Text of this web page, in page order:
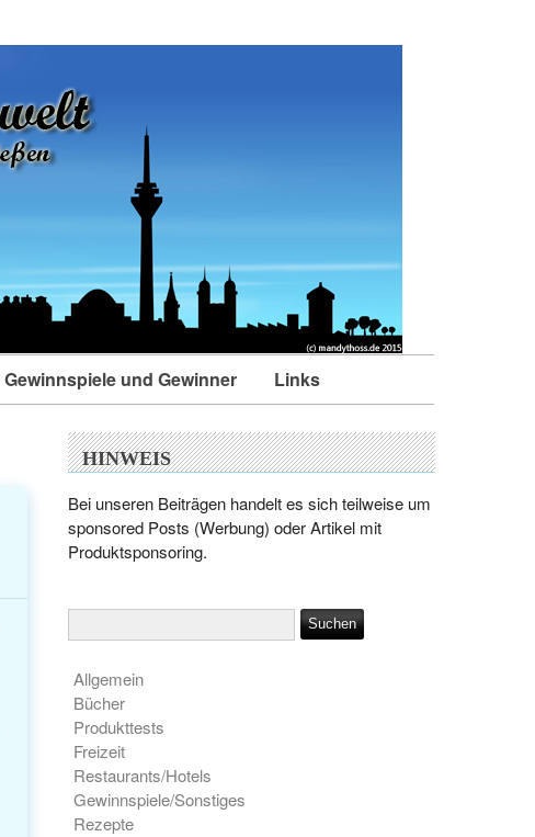
Gewinnspiele und Gewinner Links
HINWEIS
Bei unseren Beiträgen handelt es sich teilweise um
sponsored Posts (Werbung) oder Artikel mit
Produktsponsoring.
Allgemein
Bücher
Produkttests
Freizeit
Restaurants/Hotels
Gewinnspiele/Sonstiges
Rezepte